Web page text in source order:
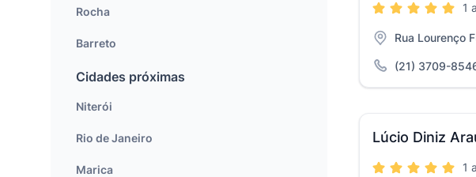
1
Rua Lourenço
(21) 3709-
Lúcio Diniz
1
Rocha
Barreto
Cidades próximas
Niterói
Rio de Janeiro
Marica